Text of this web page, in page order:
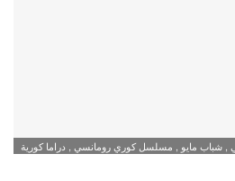
شباب مايو , مسلسل كوري رومانسي , دراما كورية